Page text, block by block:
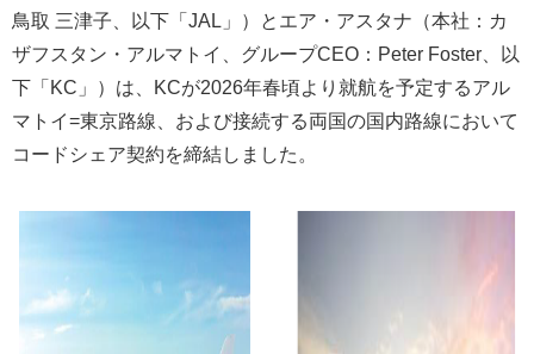
鳥取 三津子、以下「JAL」）とエア・アスタナ（本社：カ
ザフスタン・アルマトイ、グループCEO：Peter Foster、以
下「KC」）は、KCが2026年春頃より就航を予定するアル
マトイ=東京路線、および接続する両国の国内路線において
コードシェア契約を締結しました。